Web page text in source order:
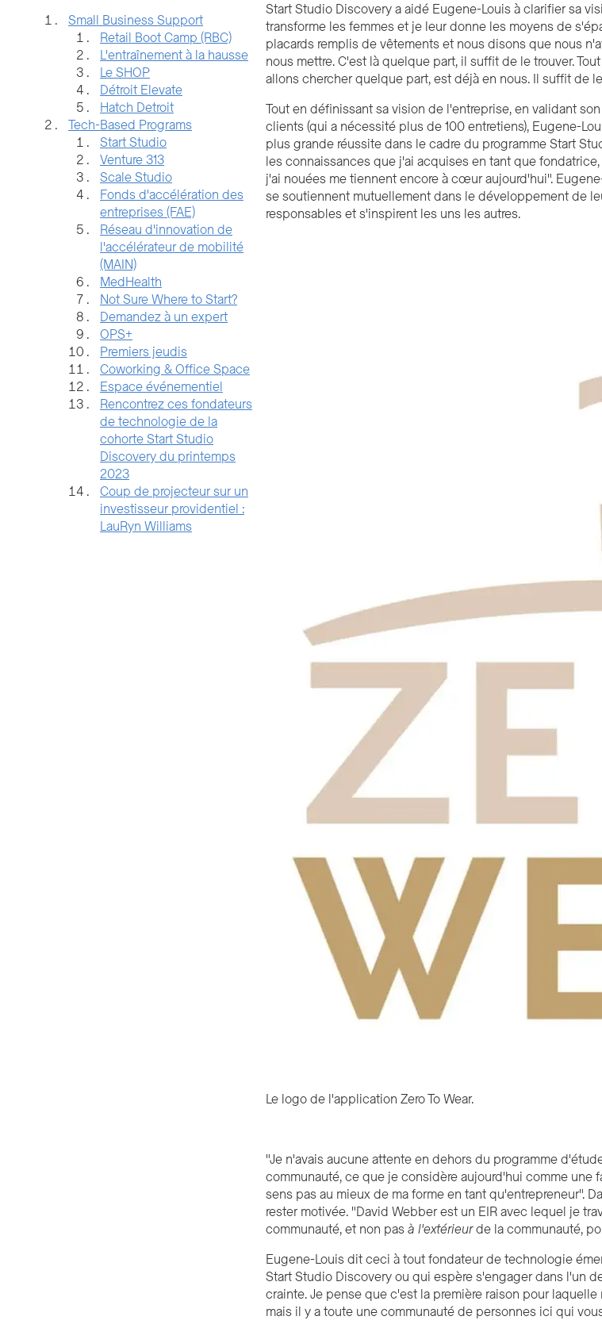
Small Business Support
Retail Boot Camp (RBC)
L'entraînement à la hausse
Le SHOP
Détroit Elevate
Hatch Detroit
Tech-Based Programs
Start Studio
Venture 313
Scale Studio
Fonds d'accélération des
entreprises (FAE)
Réseau d'innovation de
l'accélérateur de mobilité
(MAIN)
MedHealth
Not Sure Where to Start?
Demandez à un expert
OPS+
Premiers jeudis
Coworking & Office Space
Espace événementiel
Rencontrez ces fondateurs
de technologie de la
cohorte Start Studio
Discovery du printemps
2023
Coup de projecteur sur un
investisseur providentiel :
LauRyn Williams
Start Studio Discovery a aidé Eugene-Louis à clarifier sa
transforme les femmes et je leur donne les moyens de
placards remplis de vêtements et nous disons que nous
nous mettre. C'est là quelque part, il suffit de le trouver.
allons chercher quelque part, est déjà en nous. Il suffit de
Tout en définissant sa vision de l'entreprise, en validant
clients (qui a nécessité plus de 100 entretiens), Eugene-
plus grande réussite dans le cadre du programme Start
les connaissances que j'ai acquises en tant que
j'ai nouées me tiennent encore à cœur aujourd'hui".
se soutiennent mutuellement dans le développement de
responsables et s'inspirent les uns les autres.
Le logo de l'application Zero To Wear.
"Je n'avais aucune attente en dehors du programme
communauté, ce que je considère aujourd'hui comme une
sens pas au mieux de ma forme en tant qu'entrepreneur".
rester motivée. "David Webber est un EIR avec lequel je
communauté, et non pasà l'extérieurde la communauté,
Eugene-Louis dit ceci à tout fondateur de technologie
Start Studio Discovery ou qui espère s'engager dans l'un
crainte. Je pense que c'est la première raison pour
mais il y a toute une communauté de personnes ici qui